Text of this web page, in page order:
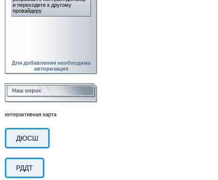
Для добавления необходима
авторизация
Наш опрос
интерактивная карта
ДЮСШ
РДДТ